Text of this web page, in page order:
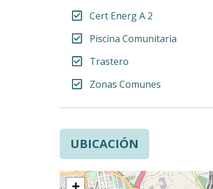
Cert Energ A 2
Piscina Comunitaria
Trastero
Zonas Comunes
UBICACIÓN